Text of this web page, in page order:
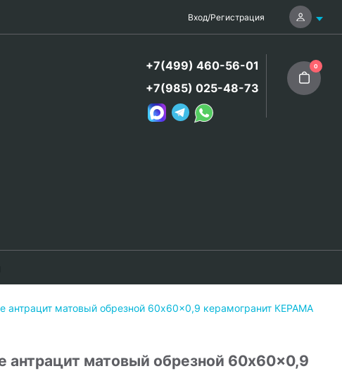
Вход/Регистрация
+7(499) 460-56-01
+7(985) 025-48-73
0
антрацит матовый обрезной 60x60x0,9 керамогранит КЕРАМА
антрацит матовый обрезной 60x60x0,9